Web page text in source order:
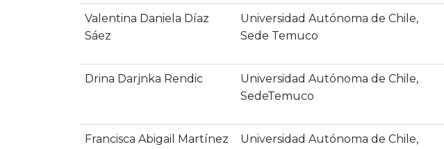
Valentina Daniela Díaz
Sáez
Universidad Autónoma de Chile,
Sede Temuco
Drina Darjnka Rendic
Universidad Autónoma de Chile,
SedeTemuco
Francisca Abigail Martínez
Universidad Autónoma de Chile,